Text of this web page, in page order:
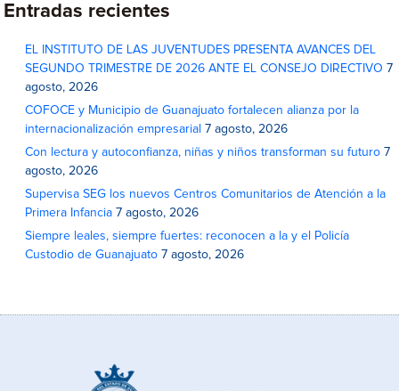
Entradas recientes
EL INSTITUTO DE LAS JUVENTUDES PRESENTA AVANCES DEL
SEGUNDO TRIMESTRE DE 2026 ANTE EL CONSEJO DIRECTIVO 7
agosto, 2026
COFOCE y Municipio de Guanajuato fortalecen alianza por la
internacionalización empresarial 7 agosto, 2026
Con lectura y autoconfianza, niñas y niños transforman su futuro 7
agosto, 2026
Supervisa SEG los nuevos Centros Comunitarios de Atención a la
Primera Infancia 7 agosto, 2026
Siempre leales, siempre fuertes: reconocen a la y el Policía
Custodio de Guanajuato 7 agosto, 2026